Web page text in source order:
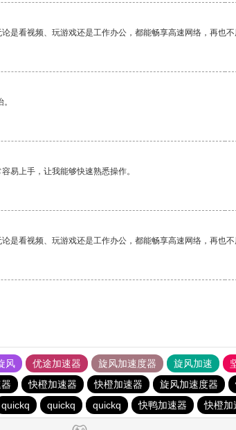
是看视频、玩游戏还是工作办公，都能畅享高速网络，再也
易上手，让我能够快速熟悉操作。
是看视频、玩游戏还是工作办公，都能畅享高速网络，再也不
风 优途加速器 旋风加速度器 旋风加速
快橙加速器 快橙加速器 旋风加速度器
quickq quickq quickq 快鸭加速器 快橙加